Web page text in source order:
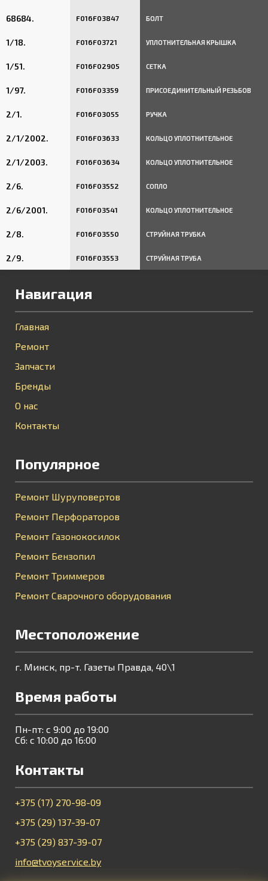
68684. F016F03847 БОЛТ
1/18. F016F03721 УПЛОТНИТЕЛЬНАЯ КРЫШКА
1/51. F016F02905 СЕТКА
1/97. F016F03359 ПРИСОЕДИНИТЕЛЬНЫЙ РЕЗЬБОВ
2/1. F016F03055 РУЧКА
2/1/2002. F016F03633 КОЛЬЦО УПЛОТНИТЕЛЬНОЕ
2/1/2003. F016F03634 КОЛЬЦО УПЛОТНИТЕЛЬНОЕ
2/6. F016F03552 СОПЛО
2/6/2001. F016F03541 КОЛЬЦО УПЛОТНИТЕЛЬНОЕ
2/8. F016F03550 СТРУЙНАЯ ТРУБКА
2/9. F016F03553 СТРУЙНАЯ ТРУБА
Навигация
Главная
Ремонт
Запчасти
Бренды
О нас
Контакты
Популярное
Ремонт Шуруповертов
Ремонт Перфораторов
Ремонт Газонокосилок
Ремонт Бензопил
Ремонт Триммеров
Ремонт Сварочного оборудования
Местоположение
г. Минск, пр-т. Газеты Правда, 40\1
Время работы
Пн-пт: с 9:00 до 19:00
Сб: с 10:00 до 16:00
Контакты
+375 (17) 270-98-09
+375 (29) 137-39-07
+375 (29) 837-39-07
info@tvoyservice.by